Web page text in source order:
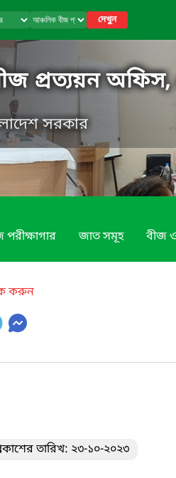
দেখুন
প্রত্যয়ন অফিস,
সরকার
পরীক্ষাগার জাত সমূহ বীজ
করুন
তারিখ: ২৩-১০-২০২৩